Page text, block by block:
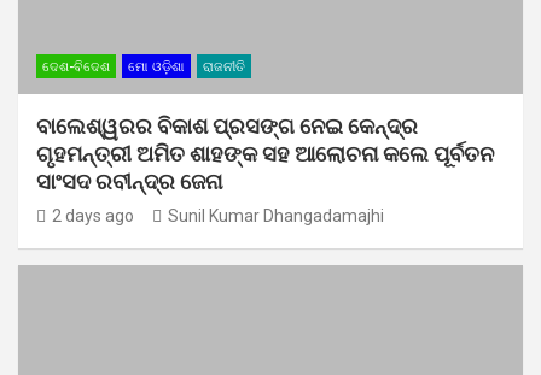
ଦେଶ-ବିଦେଶ ମୋ ଓଡ଼ିଶା ରାଜନୀତି
ବାଲେଶ୍ୱରର ବିକାଶ ପ୍ରସଙ୍ଗ ନେଇ କେନ୍ଦ୍ର
ଗୃହମନ୍ତ୍ରୀ ଅମିତ ଶାହଙ୍କ ସହ ଆଲୋଚନା କଲେ ପୂର୍ବତନ
ସାଂସଦ ରବୀନ୍ଦ୍ର ଜେନା
2 days ago Sunil Kumar Dhangadamajhi